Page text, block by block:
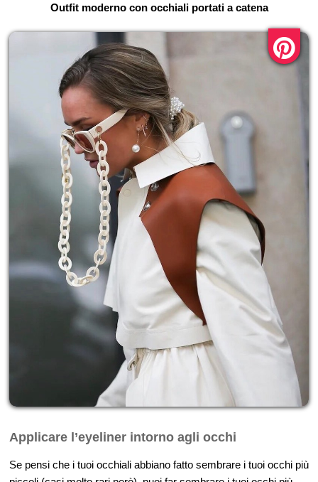
Outfit moderno con occhiali portati a catena
Applicare l’eyeliner intorno agli occhi
Se pensi che i tuoi occhiali abbiano fatto sembrare i tuoi occhi più